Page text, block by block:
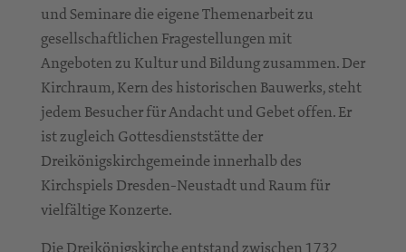
und Seminare die eigene Themenarbeit zu
gesellschaftlichen Fragestellungen mit
Angeboten zu Kultur und Bildung zusammen. Der
Kirchraum, Kern des historischen Bauwerks, steht
jedem Besucher für Andacht und Gebet offen. Er
ist zugleich Gottesdienststätte der
Dreikönigskirchgemeinde innerhalb des
Kirchspiels Dresden-Neustadt und Raum für
vielfältige Konzerte.
Die Dreikönigskirche entstand zwischen 1732